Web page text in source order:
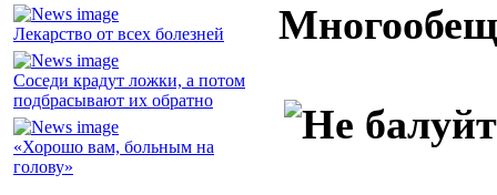
Лекарство от всех болезней
Соседи крадут ложки, а потом
подбрасывают их обратно
«Хорошо вам, больным на
голову»